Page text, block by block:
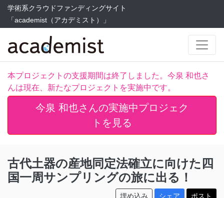
学術系クラウドファンディングサイト
「academist（アカデミスト）」
本プロジェクトの支援期間は終了しました。今泉 和也さ
んは現在、新たなプロジェクトを実施中です。
今泉 和也さんの実施中プロジェク
トを見る
古代土器の産地同定法確立に向けた四
国一周サンプリングの旅に出る！
埋め込み シェア ポスト